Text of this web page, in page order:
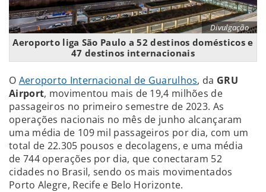
Divulgação
Aeroporto liga São Paulo a 52 destinos domésticos e
47 destinos internacionais
O Aeroporto Internacional de Guarulhos, da GRU
Airport, movimentou mais de 19,4 milhões de
passageiros no primeiro semestre de 2023. As
operações nacionais no mês de junho alcançaram
uma média de 109 mil passageiros por dia, com um
total de 22.305 pousos e decolagens, e uma média
de 744 operações por dia, que conectaram 52
cidades no Brasil, sendo os mais movimentados
Porto Alegre, Recife e Belo Horizonte.